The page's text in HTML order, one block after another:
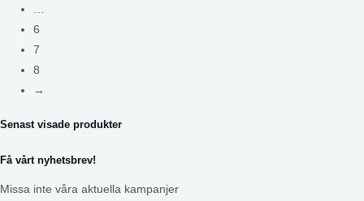
6
7
8
→
Senast visade produkter
Få vårt nyhetsbrev!
Missa inte våra aktuella kampanjer